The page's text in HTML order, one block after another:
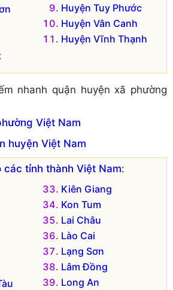
Huyện Tuy Phước
Huyện Vân Canh
Huyện Vĩnh Thạnh
nhanh quận huyện xã phường
Việt Nam
huyện Việt Nam
các tỉnh thành Việt Nam:
Kiên Giang
Kon Tum
Lai Châu
Lào Cai
Lạng Sơn
Lâm Đồng
Long An